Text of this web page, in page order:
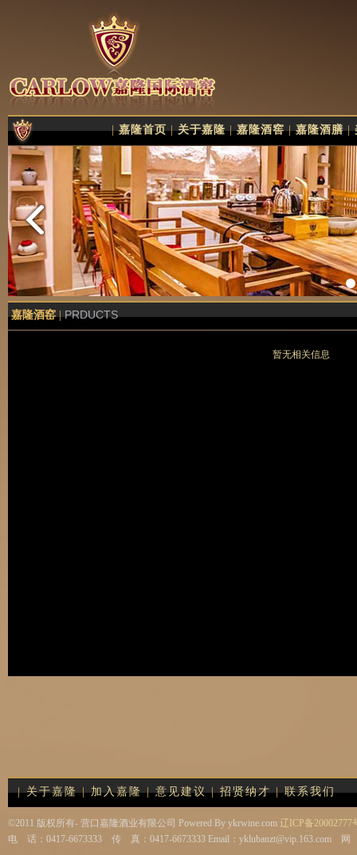
|嘉隆首页|关于嘉隆|嘉隆酒窖|嘉隆酒膳|
嘉隆酒窑|PRDUCTS
暂无相关信息
|关于嘉隆|加入嘉隆|意见建议|招贤纳才|联系我们
©2011 版权所有- 营口嘉隆酒业有限公司 Powered By ykrwine.com 辽ICP备20002777
电 话：0417-6673333 传 真：0417-6673333 Email：yklubanzt@vip.163.com 网